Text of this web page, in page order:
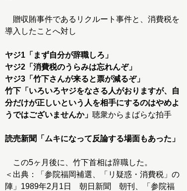
贈収賄事件であるリクルート事件と、消費税を
導入したことへ対し
ヤジ1 「まず自分が辞職しろ」
ヤジ2 「消費税のうらみは忘れんぞ」
ヤジ3 「竹下さんが来ると票が減るぞ」
竹下 「いろいろヤジをなさる人がおりますが、自
分だけが正しいという人を相手にするのはやめよ
うではございませんか」 聴衆からまばらな拍手
読売新聞 「ムキになって反論する場面もあった」
この5ヶ月後に、竹下首相は辞職した。
＜出典：「参院福岡補選、「リ疑惑・消費税」の
陣」1989年2月1日 朝日新聞 朝刊、「参院福